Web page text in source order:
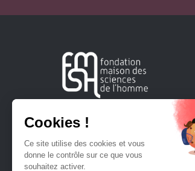
Créée en 1963, la Fondation Maison
soutient la recherche et la diffusion